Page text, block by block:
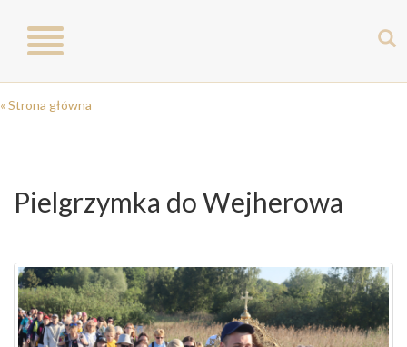
Toggle
navigation
« Strona główna
Pielgrzymka do Wejherowa